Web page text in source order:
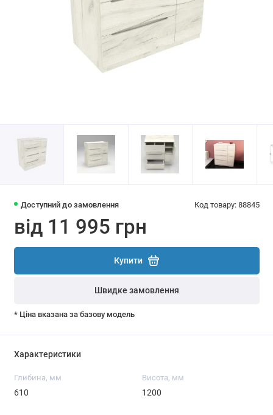
Доступний до замовлення Код товару: 88845
від 11 995 грн
Купити
Швидке замовлення
* Ціна вказана за базову модель
Характеристики
Глибина, мм
610
Висота, мм
1200